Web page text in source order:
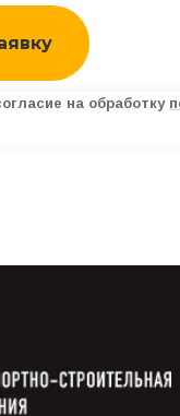
на обработку